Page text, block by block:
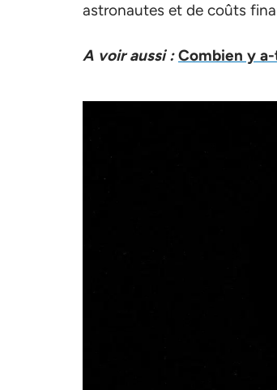
astronautes et de coûts
A voir aussi : Combien y